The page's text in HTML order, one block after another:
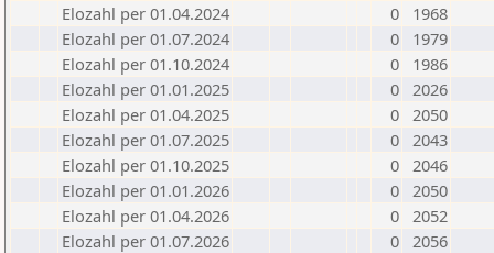
Elozahl per 01.04.2024
0
1968
Elozahl per 01.07.2024
0
1979
Elozahl per 01.10.2024
0
1986
Elozahl per 01.01.2025
0 2026
Elozahl per 01.04.2025
0 2050
Elozahl per 01.07.2025
0 2043
Elozahl per 01.10.2025
0 2046
Elozahl per 01.01.2026
0 2050
Elozahl per 01.04.2026
0 2052
Elozahl per 01.07.2026
0 2056